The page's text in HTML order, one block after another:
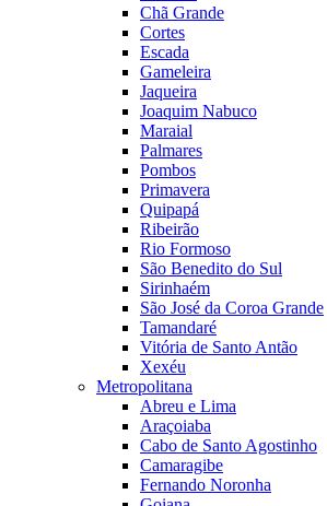
Chã Grande
Cortes
Escada
Gameleira
Jaqueira
Joaquim Nabuco
Maraial
Palmares
Pombos
Primavera
Quipapá
Ribeirão
Rio Formoso
São Benedito do Sul
Sirinhaém
São José da Coroa Grande
Tamandaré
Vitória de Santo Antão
Xexéu
Metropolitana
Abreu e Lima
Araçoiaba
Cabo de Santo Agostinho
Camaragibe
Fernando Noronha